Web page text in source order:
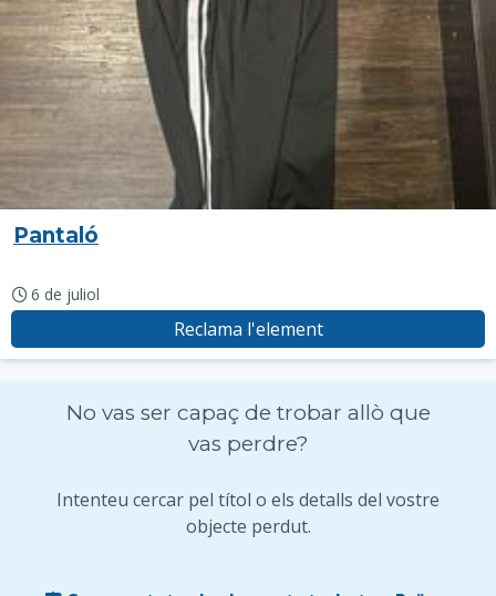
Pantaló
6 de juliol
Reclama l'element
No vas ser capaç de trobar allò que
vas perdre?
Intenteu cercar pel títol o els detalls del vostre
objecte perdut.